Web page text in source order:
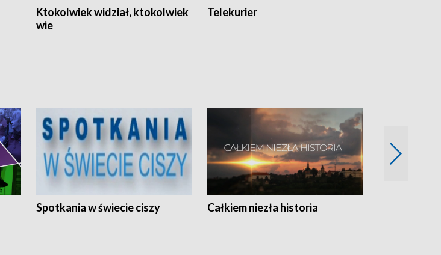
Ktokolwiek widział, ktokolwiek
wie
Telekurier
Spotkania w świecie ciszy Całkiem niezła historia